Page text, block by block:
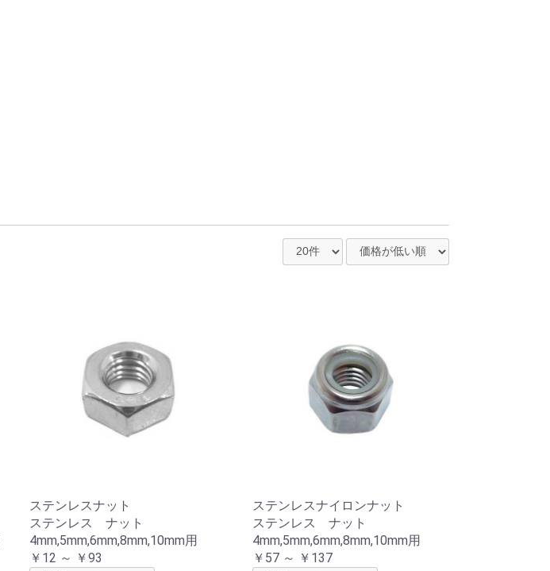
ステンレスナット
ステンレス ナット
4mm,5mm,6mm,8mm,10mm用
￥12 ～ ￥93
ステンレスナイロンナット
ステンレス ナット
4mm,5mm,6mm,8mm,10mm用
￥57 ～ ￥137